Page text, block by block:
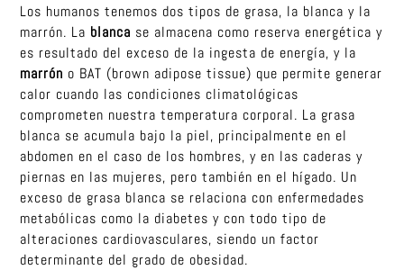
Los humanos tenemos dos tipos de grasa, la blanca y la
marrón. La blanca se almacena como reserva energética y
es resultado del exceso de la ingesta de energía, y la
marrón o BAT (brown adipose tissue) que permite generar
calor cuando las condiciones climatológicas
comprometen nuestra temperatura corporal. La grasa
blanca se acumula bajo la piel, principalmente en el
abdomen en el caso de los hombres, y en las caderas y
piernas en las mujeres, pero también en el hígado. Un
exceso de grasa blanca se relaciona con enfermedades
metabólicas como la diabetes y con todo tipo de
alteraciones cardiovasculares, siendo un factor
determinante del grado de obesidad.